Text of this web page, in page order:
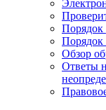
Порядок
Порядок
Обзор
Ответы